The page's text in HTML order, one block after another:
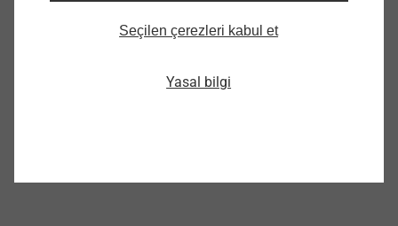
Montaj Aleti ECOset
Seçilen çerezleri kabul et
Yasal bilgi